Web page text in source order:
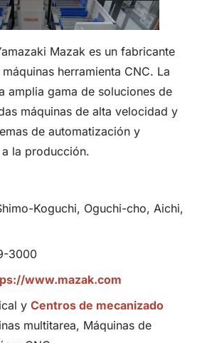
Mazak es un fabricante
herramienta CNC. La
amplia gama de soluciones de
máquinas de alta velocidad y
de automatización y
la producción.
Koguchi, Oguchi-cho, Aichi,
3000
www.mazak.com
y Centros de mecanizado
multitarea, Máquinas de